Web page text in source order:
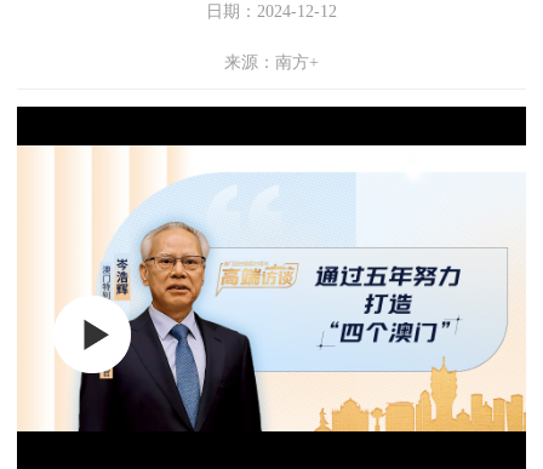
日期：2024-12-12
来源：南方+